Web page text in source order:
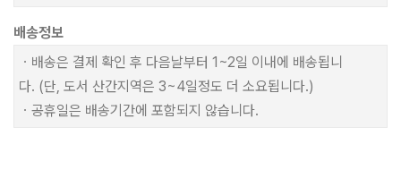
배송정보
ㆍ배송은 결제 확인 후 다음날부터 1~2일 이내에 배송됩니
다. (단, 도서 산간지역은 3~4일정도 더 소요됩니다.)
ㆍ공휴일은 배송기간에 포함되지 않습니다.